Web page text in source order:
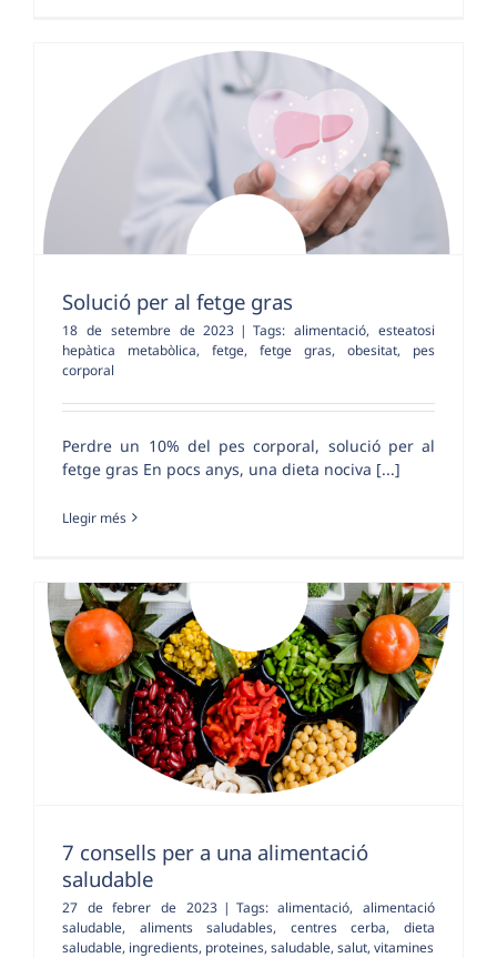
Solució per al fetge gras
18 de setembre de 2023 | Tags:alimentació,esteatosi
hepàtica metabòlica, fetge, fetge gras, obesitat, pes
corporal
Perdre un 10% del pes corporal, solució per al
fetge gras En pocs anys, una dieta nociva [...]
Llegir més
7 consells per a una alimentació
saludable
27 de febrer de 2023 | Tags:alimentació,alimentació
saludable, aliments saludables, centres cerba,dieta
saludable, ingredients, proteines, saludable, salut, vitamines